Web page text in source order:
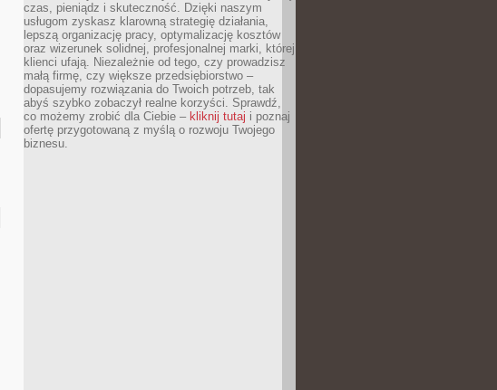
czas, pieniądz i skuteczność. Dzięki naszym
usługom zyskasz klarowną strategię działania,
lepszą organizację pracy, optymalizację kosztów
oraz wizerunek solidnej, profesjonalnej marki, której
klienci ufają. Niezależnie od tego, czy prowadzisz
małą firmę, czy większe przedsiębiorstwo –
dopasujemy rozwiązania do Twoich potrzeb, tak
abyś szybko zobaczył realne korzyści. Sprawdź,
co możemy zrobić dla Ciebie – kliknij tutaj i poznaj
ofertę przygotowaną z myślą o rozwoju Twojego
biznesu.